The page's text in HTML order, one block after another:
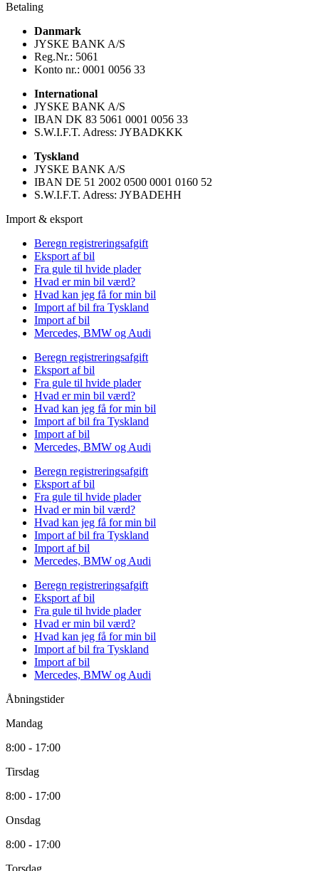
Betaling
Danmark
JYSKE BANK A/S
Reg.Nr.: 5061
Konto nr.: 0001 0056 33
International
JYSKE BANK A/S
IBAN DK 83 5061 0001 0056 33
S.W.I.F.T. Adress: JYBADKKK
Tyskland
JYSKE BANK A/S
IBAN DE 51 2002 0500 0001 0160 52
S.W.I.F.T. Adress: JYBADEHH
Import & eksport
Beregn registreringsafgift
Eksport af bil
Fra gule til hvide plader
Hvad er min bil værd?
Hvad kan jeg få for min bil
Import af bil fra Tyskland
Import af bil
Mercedes, BMW og Audi
Beregn registreringsafgift
Eksport af bil
Fra gule til hvide plader
Hvad er min bil værd?
Hvad kan jeg få for min bil
Import af bil fra Tyskland
Import af bil
Mercedes, BMW og Audi
Beregn registreringsafgift
Eksport af bil
Fra gule til hvide plader
Hvad er min bil værd?
Hvad kan jeg få for min bil
Import af bil fra Tyskland
Import af bil
Mercedes, BMW og Audi
Beregn registreringsafgift
Eksport af bil
Fra gule til hvide plader
Hvad er min bil værd?
Hvad kan jeg få for min bil
Import af bil fra Tyskland
Import af bil
Mercedes, BMW og Audi
Åbningstider
Mandag
8:00 - 17:00
Tirsdag
8:00 - 17:00
Onsdag
8:00 - 17:00
Torsdag